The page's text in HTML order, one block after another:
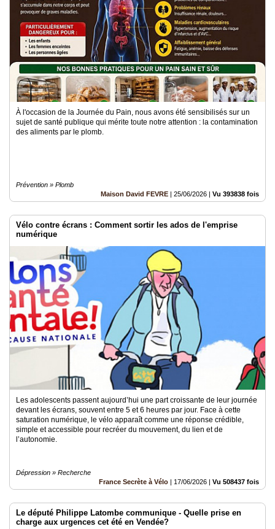
groupe
Blogs
Prémium
Inscription
annuaire
Accès
À l'occasion de la Journée du Pain, nous avons été sensibilisés sur un
sujet de santé publique qui mérite toute notre attention : la contamination
des aliments par le plomb.
Prévention » Plomb
Maison David FEVRE | 25/06/2026 | Vu 393838 fois
Vélo contre écrans : Comment sortir les ados de l'emprise
numérique
Les adolescents passent aujourd’hui une part croissante de leur journée
devant les écrans, souvent entre 5 et 6 heures par jour. Face à cette
saturation numérique, le vélo apparaît comme une réponse crédible,
simple et accessible pour recréer du mouvement, du lien et de
l’autonomie.
Dépression » Recherche
France Secrète à Vélo | 17/06/2026 | Vu 508437 fois
Le député Philippe Latombe communique - Quelle prise en
charge aux urgences cet été en Vendée?